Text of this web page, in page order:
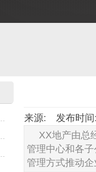
来源: 发布时
XX地产由总
管理中心和各
管理方式推动